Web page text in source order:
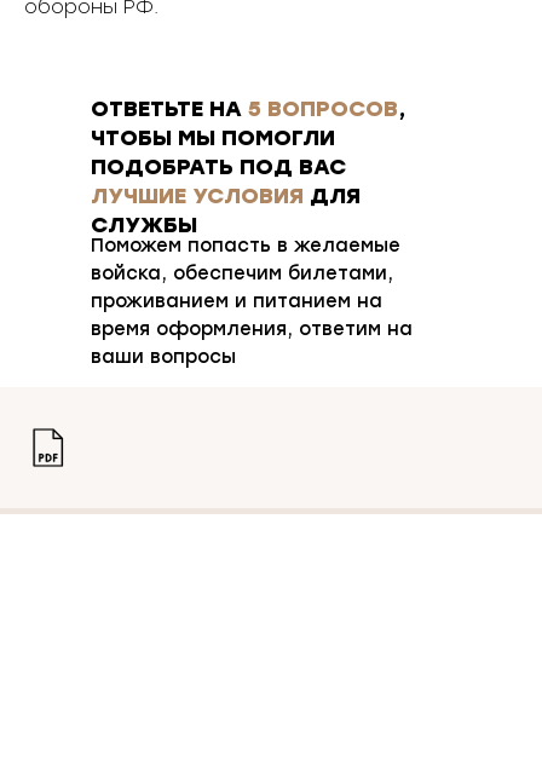
обороны РФ.
ОТВЕТЬТЕ НА 5 ВОПРОСОВ,
ЧТОБЫ МЫ ПОМОГЛИ
ПОДОБРАТЬ ПОД ВАС
ЛУЧШИЕ УСЛОВИЯ ДЛЯ
СЛУЖБЫ
Поможем попасть в желаемые
войска, обеспечим билетами,
проживанием и питанием на
время оформления, ответим на
ваши вопросы